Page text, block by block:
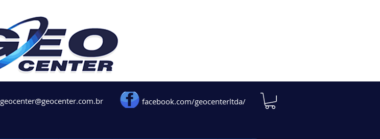
geocenter@geocenter.com.br facebook.com/geocenterltda/